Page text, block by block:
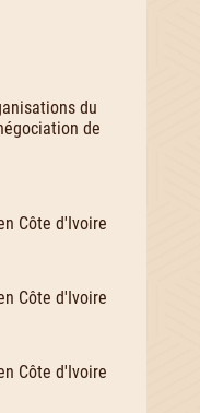
du
de
Côte d'Ivoire
Côte d'Ivoire
Côte d'Ivoire